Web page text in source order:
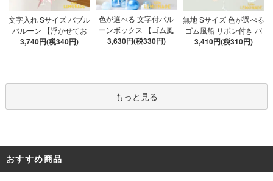
文字入れ Sサイズ バブル
バルーン 【浮かせてお
届け】 バルーン
3,740円(税340円)
色が選べる 文字付バル
ーンボックス 【ゴム風
船&文字パーツ付き】 DI
ツ52枚 推し活
3,630円(税330円)
無地 Sサイズ 色が選べる
ゴム風船 リボン付き バ
ブルバルーン 【浮かせ
3,410円(税310円)
もっと見る
おすすめ商品